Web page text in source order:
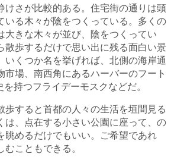
けさが比較的ある。住宅街の通りは頭
いる木々が陰をつくっている。多くの
大きな木々が並び、陰をつくってい
散歩するだけで思い出に残る面白い景
いくつか名を挙げれば、北側の海岸通
市場、南西角にあるハーバーのフート
持つフライデーモスクなどだ。
歩すると首都の人々の生活を垣間見る
は、点在する小さい公園に座って、の
眺めるだけでもいい。ご希望であれ
こともできる。